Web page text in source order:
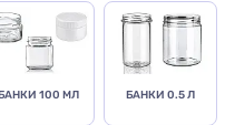
100 МЛ БАНКИ 0.5 Л